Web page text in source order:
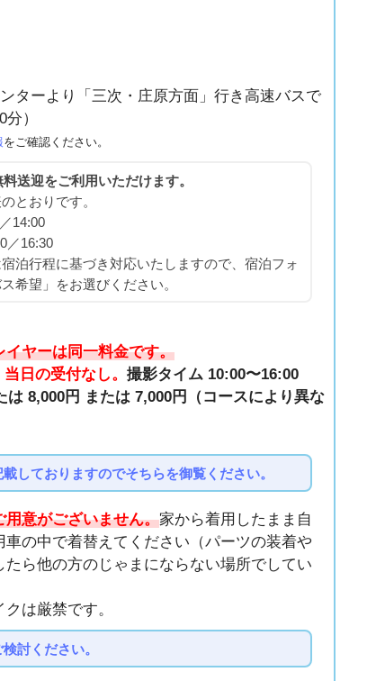
ターより「三次・庄原方面」行き高速バスで
）
をご確認ください。
送迎をご利用いただけます。
とおりです。
14:00
／16:30
泊行程に基づき対応いたしますので、宿泊フォ
希望」をお選びください。
ヤーは同一料金です。
日の受付なし。 撮影タイム 10:00〜16:00
は 8,000円 または 7,000円（コースにより異な
しておりますのでそちらを御覧ください。
意がございません。家から着用したまま自
の中で着替えてください（パーツの装着や
たら他の方のじゃまにならない場所でしてい
は厳禁です。
討ください。